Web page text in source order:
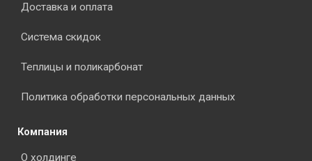
Доставка и оплата
Система скидок
Теплицы и поликарбонат
Политика обработки персональных данных
Компания
О холдинге